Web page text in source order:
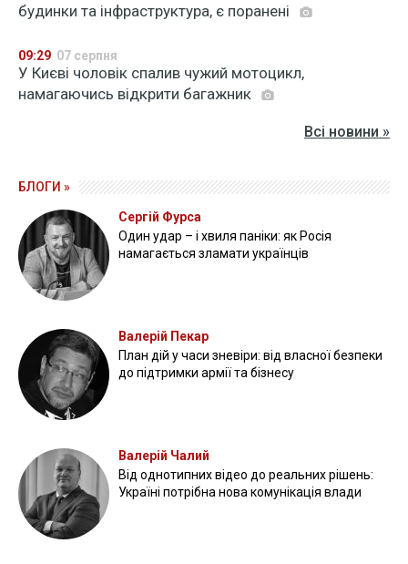
будинки та інфраструктура, є поранені
09:29 07 серпня
У Києві чоловік спалив чужий мотоцикл,
намагаючись відкрити багажник
Всі новини »
БЛОГИ »
Сергій Фурса
Один удар – і хвиля паніки: як Росія
намагається зламати українців
Валерій Пекар
План дій у часи зневіри: від власної безпеки
до підтримки армії та бізнесу
Валерій Чалий
Від однотипних відео до реальних рішень:
Україні потрібна нова комунікація влади